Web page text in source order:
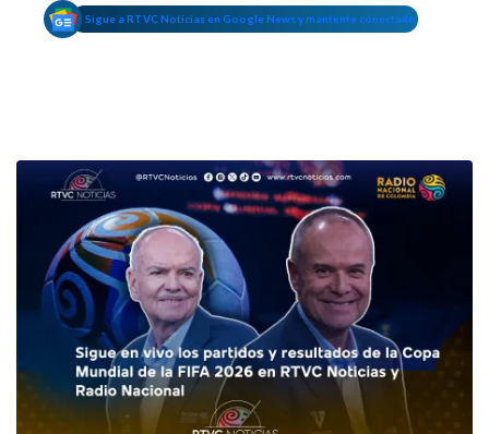
Sigue a RTVC Noticias en Google News y mantente conectado